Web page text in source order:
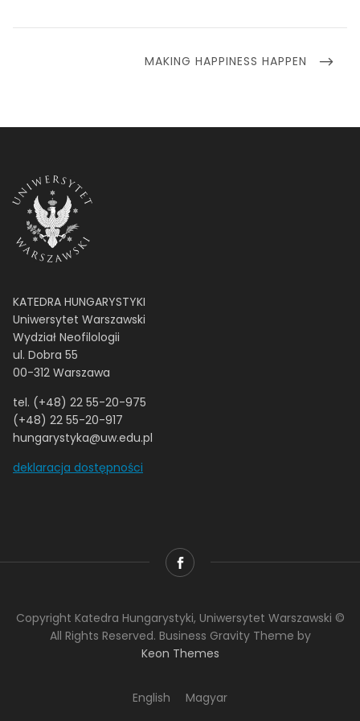
NEXT
MAKING HAPPINESS HAPPEN
KATEDRA HUNGARYSTYKI
Uniwersytet Warszawski
Wydział Neofilologii
ul. Dobra 55
00-312 Warszawa
tel. (+48) 22 55-20-975
(+48) 22 55-20-917
hungarystyka@uw.edu.pl
deklaracja dostępności
Copyright Katedra Hungarystyki, Uniwersytet Warszawski ©
All Rights Reserved. Business Gravity Theme by
Keon Themes
English Magyar